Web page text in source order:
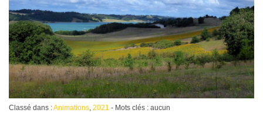
Classé dans :Animations, 2021 - Mots clés : aucun